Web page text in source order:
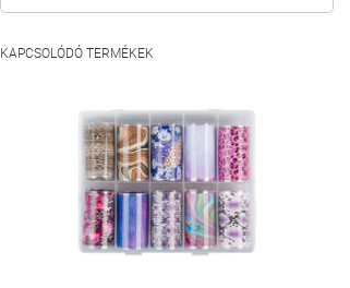
KAPCSOLÓDÓ TERMÉKEK